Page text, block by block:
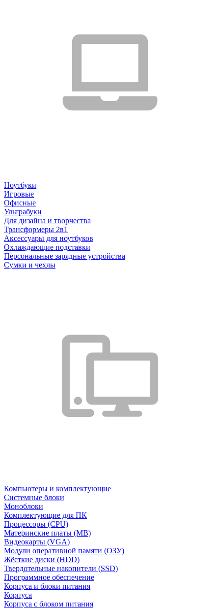
Ноутбуки
Игровые
Офисные
Ультрабуки
Для дизайна и творчества
Трансформеры 2в1
Аксессуары для ноутбуков
Охлаждающие подставки
Персональные зарядные устройства
Сумки и чехлы
Компьютеры и комплектующие
Системные блоки
Моноблоки
Комплектующие для ПК
Процессоры (CPU)
Материнские платы (MB)
Видеокарты (VGA)
Модули оперативной памяти (ОЗУ)
Жёсткие диски (HDD)
Твердотельные накопители (SSD)
Программное обеспечение
Корпуса и блоки питания
Корпуса
Корпуса с блоком питания